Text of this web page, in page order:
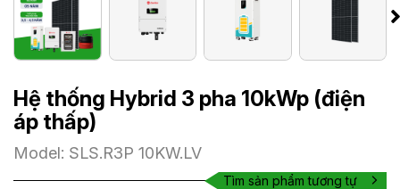
Hệ thống Hybrid 3 pha 10kWp (điện
áp thấp)
Model: SLS.R3P 10KW.LV
Tìm sản phẩm tương tự